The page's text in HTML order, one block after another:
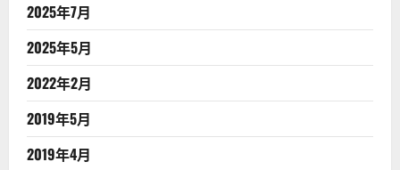
2025年7月
2025年5月
2022年2月
2019年5月
2019年4月